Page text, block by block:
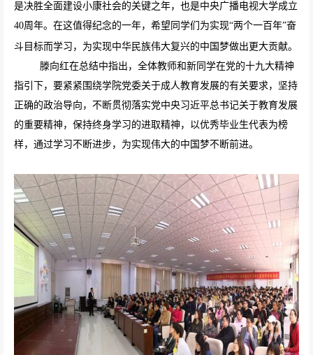
是决胜全面建设小康社会的关键之年，也是中央广播电视大学成立
40周年。在这值得纪念的一年，希望同学们为实现“两个一百年”奋
斗目标而学习，为实现中华民族伟大复兴的中国梦做出更大贡献。
滕向红在总结中指出，全体教师和新同学在党的十九大精神
指引下，要紧紧围绕学院党委关于成人教育发展的有关要求，坚持
正确的政治导向，不断贯彻落实党中央习近平总书记关于教育发展
的重要精神，保持终身学习的进取精神，以优秀毕业生代表为榜
样，通过学习不断进步，为实现伟大的中国梦不断前进。